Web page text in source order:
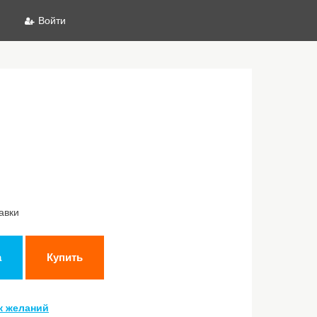
Войти
Купить
желаний